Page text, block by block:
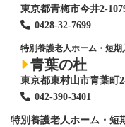
東京都青梅市今井2-
0428-32-7699
特別養護老人ホーム・短期
青葉の杜
東京都東村山市青葉町
042-390-3401
特別養護老人ホーム ・短